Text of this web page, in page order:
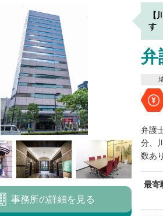
【
す
弁
弁護
分、
数あ
最寄
事務所の詳細を見る